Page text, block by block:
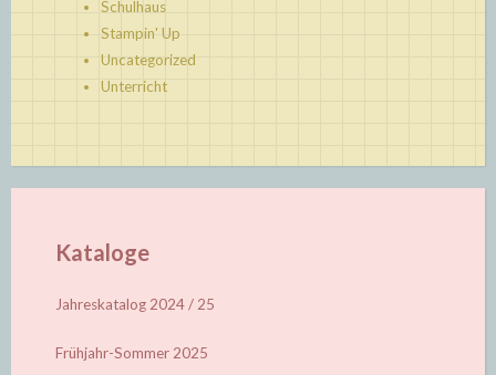
Schulhaus
Stampin' Up
Uncategorized
Unterricht
Kataloge
Jahreskatalog 2024 / 25
Frühjahr-Sommer 2025